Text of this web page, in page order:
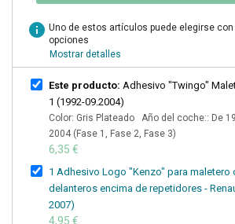
info Uno de estos artículos puede elegirse
opciones
Mostrar detalles
Este producto: Adhesivo "Twingo"
1 (1992-09.2004)
Color: Gris Plateado Año del coche:: De
2004 (Fase 1, Fase 2, Fase 3)
6,35 €
1 Adhesivo Logo "Kenzo" para maletero
delanteros encima de repetidores -
2007)
4,95 €